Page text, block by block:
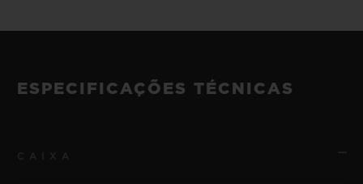
ESPECIFICAÇÕES TÉCNICAS